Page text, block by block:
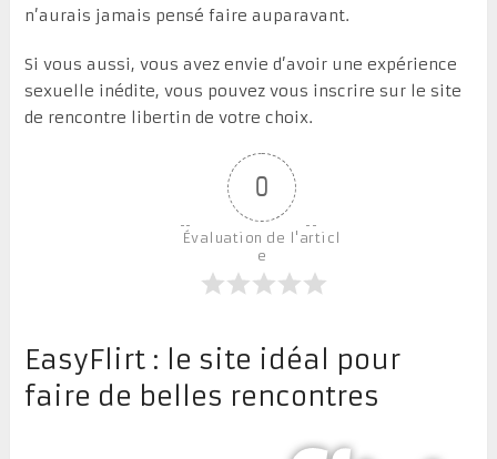
n’aurais jamais pensé faire auparavant.
Si vous aussi, vous avez envie d’avoir une expérience
sexuelle inédite, vous pouvez vous inscrire sur le site
de rencontre libertin de votre choix.
0
Évaluation de l'articl
e
EasyFlirt : le site idéal pour
faire de belles rencontres